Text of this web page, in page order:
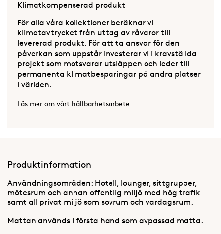
Klimatkompenserad produkt
För alla våra kollektioner beräknar vi
klimatavtrycket från uttag av råvaror till
levererad produkt. För att ta ansvar för den
påverkan som uppstår investerar vi i kravställda
projekt som motsvarar utsläppen och leder till
permanenta klimatbesparingar på andra platser
i världen.
Läs mer om vårt hållbarhetsarbete
Produktinformation
Användningsområden: Hotell, lounger, sittgrupper,
mötesrum och annan offentlig miljö med hög trafik
samt all privat miljö som sovrum och vardagsrum.
Mattan används i första hand som avpassad matta.